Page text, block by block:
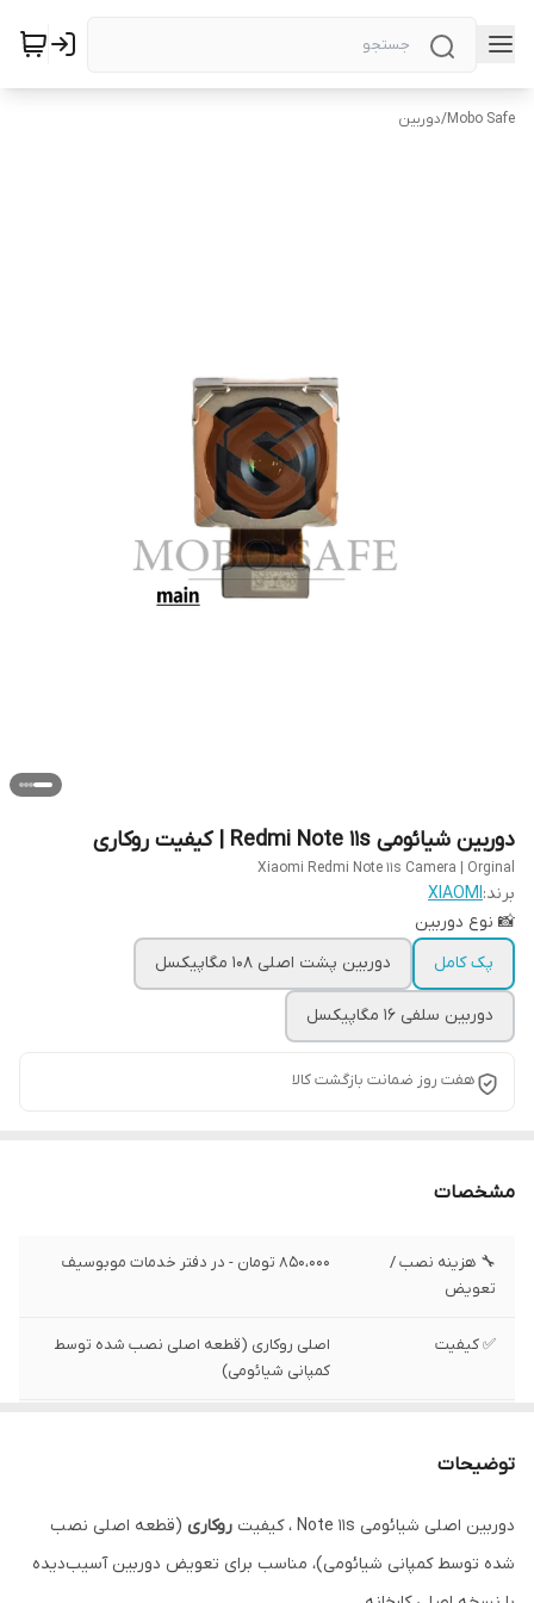
Mobo Safe
/دوربین
دوربین‌ شیائومی Redmi Note 11s | کیفیت روکاری
Xiaomi Redmi Note 11s Camera | Orginal
برند:XIAOMI
📸 نوع دوربین
پک کامل
دوربین پشت اصلی 108 مگاپیکسل
دوربین سلفی 16 مگاپیکسل
هفت روز ضمانت بازگشت کالا
مشخصات
🔧 هزینه نصب /
تعویض
850،000 تومان - در دفتر خدمات موبوسیف
✅ کیفیت
اصلی روکاری (قطعه اصلی نصب شده توسط
کمپانی شیائومی)
توضیحات
دوربین اصلی شیائومی Note 11s ، کیفیت روکاری (قطعه اصلی نصب
شده توسط کمپانی شیائومی)، مناسب برای تعویض دوربین آسیب‌دیده